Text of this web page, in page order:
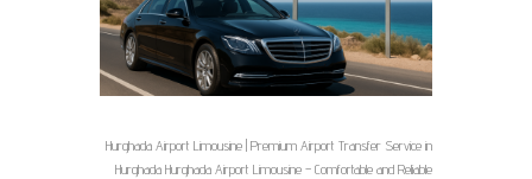
Hurghada Airport Limousine | Premium Airport Transfer Service in
Hurghada Hurghada Airport Limousine – Comfortable and Reliable